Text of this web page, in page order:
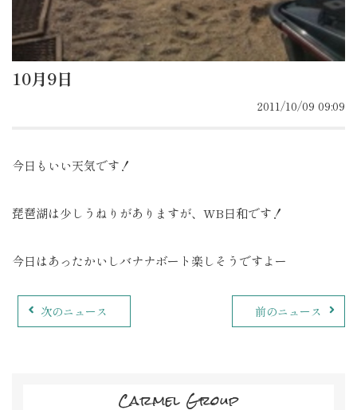
10月9日
2011/10/09 09:09
今日もいい天気です！
琵琶湖は少しうねりがありますが、WB日和です！
今日はあったかいしバナナボート楽しそうですよー
次のニュース 前のニュース
Carmel Group